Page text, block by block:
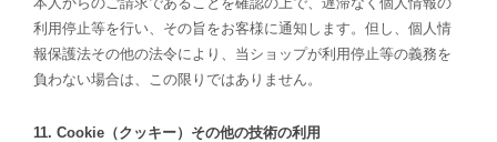
利用停止等を行い、その旨をお客様に通知します。但し、個人情
報保護法その他の法令により、当ショップが利用停止等の義務を
負わない場合は、この限りではありません。
11. Cookie（クッキー）その他の技術の利用